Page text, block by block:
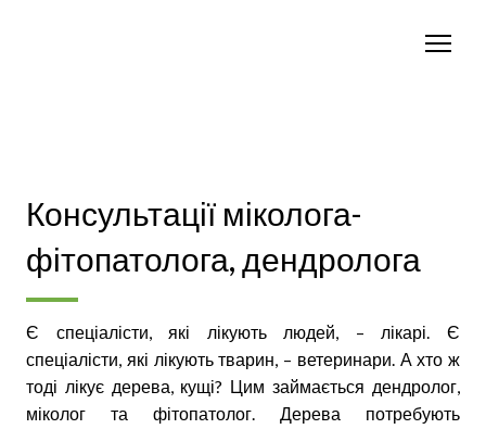
Консультації міколога-
фітопатолога, дендролога
Є спеціалісти, які лікують людей, – лікарі. Є
спеціалісти, які лікують тварин, – ветеринари. А хто ж
тоді лікує дерева, кущі? Цим займається дендролог,
міколог та фітопатолог. Дерева потребують